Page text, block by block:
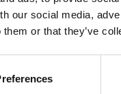
our social media,
or that they’ve
för dig som
företrädare för
för